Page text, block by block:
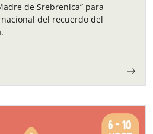
de Srebrenica” para
del recuerdo del